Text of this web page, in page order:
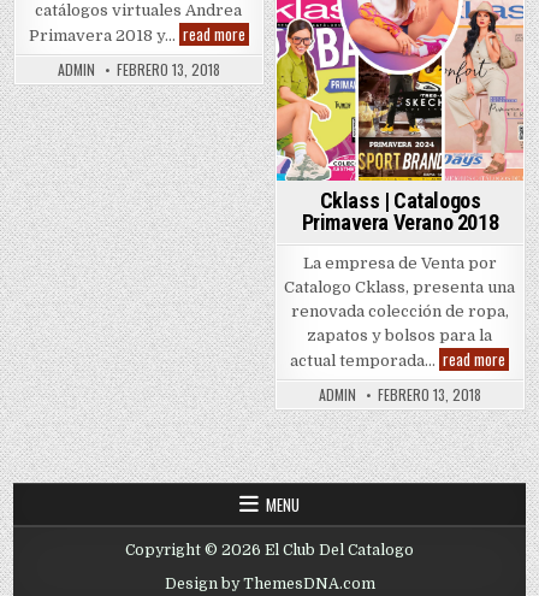
catálogos virtuales Andrea
Primavera 2018 y… read moreAndrea
|
Catalogos
Primavera
2018
ADMIN FEBRERO 13, 2018
Cklass | Catalogos
Primavera Verano 2018
La empresa de Venta por
Catalogo Cklass, presenta una
renovada colección de ropa,
zapatos y bolsos para la
actual temporada… read more
|
2018
ADMIN FEBRERO 13, 2018
MENU
Copyright © 2026 El Club Del Catalogo
Design by ThemesDNA.com